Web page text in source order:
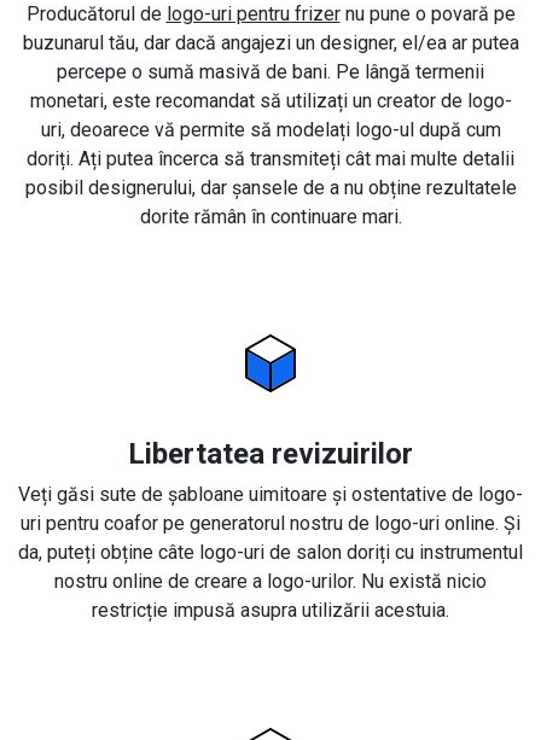
Producătorul de logo-uri pentru frizernu pune o povară pe
buzunarul tău, dar dacă angajezi un designer, el/ea ar putea
percepe o sumă masivă de bani. Pe lângă termenii
monetari, este recomandat să utilizați un creator de logo-
uri, deoarece vă permite să modelați logo-ul după cum
doriți. Ați putea încerca să transmiteți cât mai multe detalii
posibil designerului, dar șansele de a nu obține rezultatele
dorite rămân în continuare mari.
Libertatea revizuirilor
Veți găsi sute de șabloane uimitoare și ostentative de logo-
uri pentru coafor pe generatorul nostru de logo-uri online. Și
da, puteți obține câte logo-uri de salon doriți cu instrumentul
nostru online de creare a logo-urilor. Nu există nicio
restricție impusă asupra utilizării acestuia.